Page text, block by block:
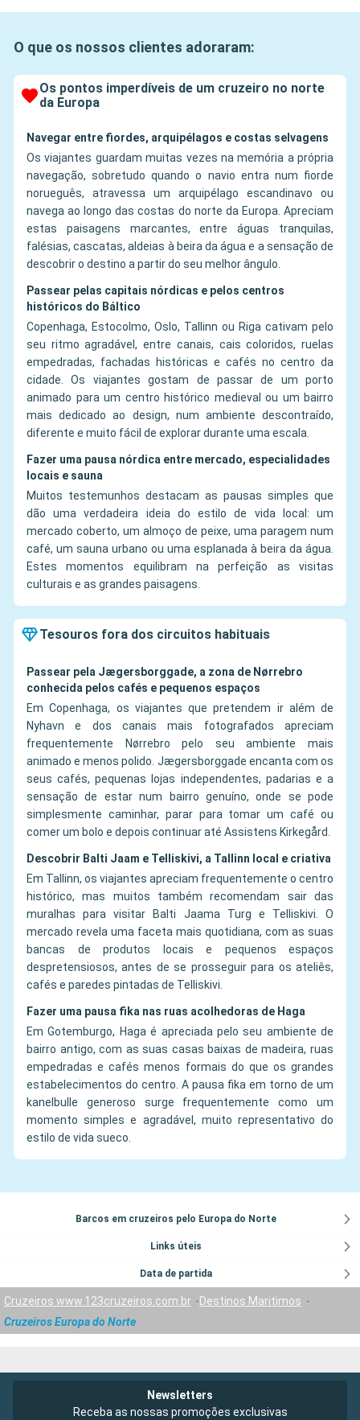
O que os nossos clientes adoraram:
Os pontos imperdíveis de um cruzeiro no norte
da Europa
Navegar entre fiordes, arquipélagos e costas selvagens
Os viajantes guardam muitas vezes na memória a própria
navegação, sobretudo quando o navio entra num fiorde
norueguês, atravessa um arquipélago escandinavo ou
navega ao longo das costas do norte da Europa. Apreciam
estas paisagens marcantes, entre águas tranquilas,
falésias, cascatas, aldeias à beira da água e a sensação de
descobrir o destino a partir do seu melhor ângulo.
Passear pelas capitais nórdicas e pelos centros
históricos do Báltico
Copenhaga, Estocolmo, Oslo, Tallinn ou Riga cativam pelo
seu ritmo agradável, entre canais, cais coloridos, ruelas
empedradas, fachadas históricas e cafés no centro da
cidade. Os viajantes gostam de passar de um porto
animado para um centro histórico medieval ou um bairro
mais dedicado ao design, num ambiente descontraído,
diferente e muito fácil de explorar durante uma escala.
Fazer uma pausa nórdica entre mercado, especialidades
locais e sauna
Muitos testemunhos destacam as pausas simples que
dão uma verdadeira ideia do estilo de vida local: um
mercado coberto, um almoço de peixe, uma paragem num
café, um sauna urbano ou uma esplanada à beira da água.
Estes momentos equilibram na perfeição as visitas
culturais e as grandes paisagens.
Tesouros fora dos circuitos habituais
Passear pela Jægersborggade, a zona de Nørrebro
conhecida pelos cafés e pequenos espaços
Em Copenhaga, os viajantes que pretendem ir além de
Nyhavn e dos canais mais fotografados apreciam
frequentemente Nørrebro pelo seu ambiente mais
animado e menos polido. Jægersborggade encanta com os
seus cafés, pequenas lojas independentes, padarias e a
sensação de estar num bairro genuíno, onde se pode
simplesmente caminhar, parar para tomar um café ou
comer um bolo e depois continuar até Assistens Kirkegård.
Descobrir Balti Jaam e Telliskivi, a Tallinn local e criativa
Em Tallinn, os viajantes apreciam frequentemente o centro
histórico, mas muitos também recomendam sair das
muralhas para visitar Balti Jaama Turg e Telliskivi. O
mercado revela uma faceta mais quotidiana, com as suas
bancas de produtos locais e pequenos espaços
despretensiosos, antes de se prosseguir para os ateliês,
cafés e paredes pintadas de Telliskivi.
Fazer uma pausa fika nas ruas acolhedoras de Haga
Em Gotemburgo, Haga é apreciada pelo seu ambiente de
bairro antigo, com as suas casas baixas de madeira, ruas
empedradas e cafés menos formais do que os grandes
estabelecimentos do centro. A pausa fika em torno de um
kanelbulle generoso surge frequentemente como um
momento simples e agradável, muito representativo do
estilo de vida sueco.
Barcos em cruzeiros pelo Europa do Norte
Links úteis
Data de partida
Cruzeiros www.123cruzeiros.com.br
Destinos Maritimos
Cruzeiros Europa do Norte
Newsletters
Receba as nossas promoções exclusivas